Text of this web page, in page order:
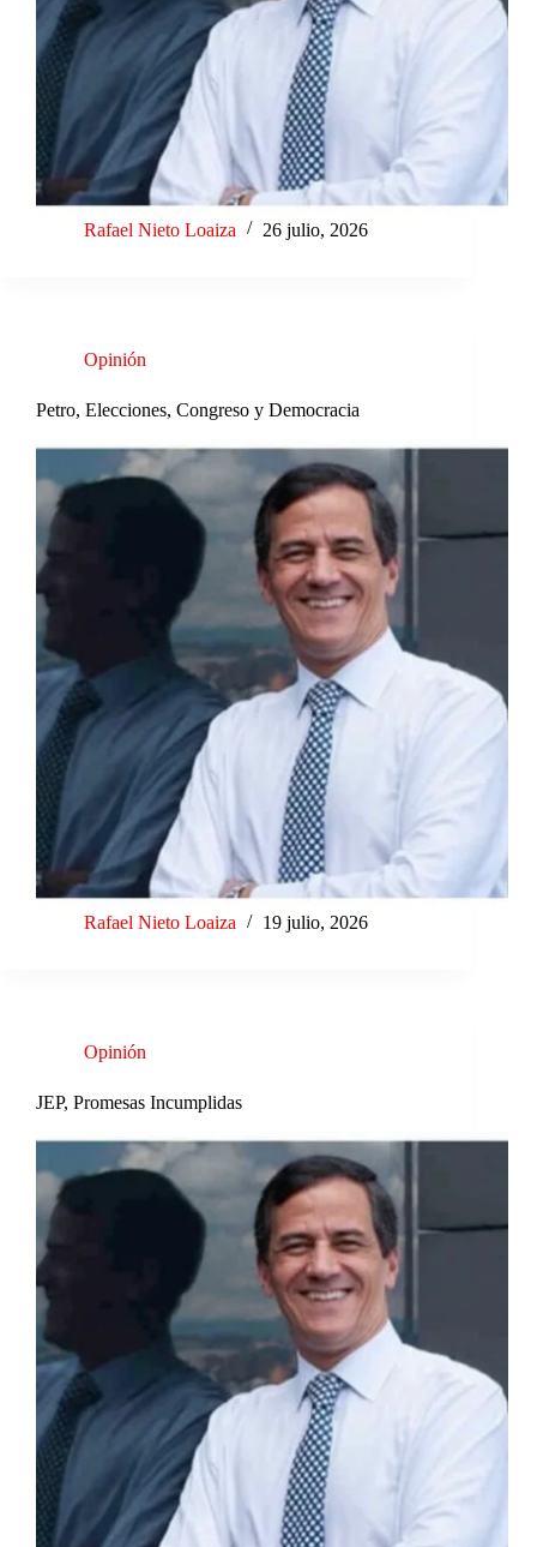
Rafael Nieto Loaiza 26 julio, 2026
Opinión
Petro, Elecciones, Congreso y Democracia
Rafael Nieto Loaiza 19 julio, 2026
Opinión
JEP, Promesas Incumplidas